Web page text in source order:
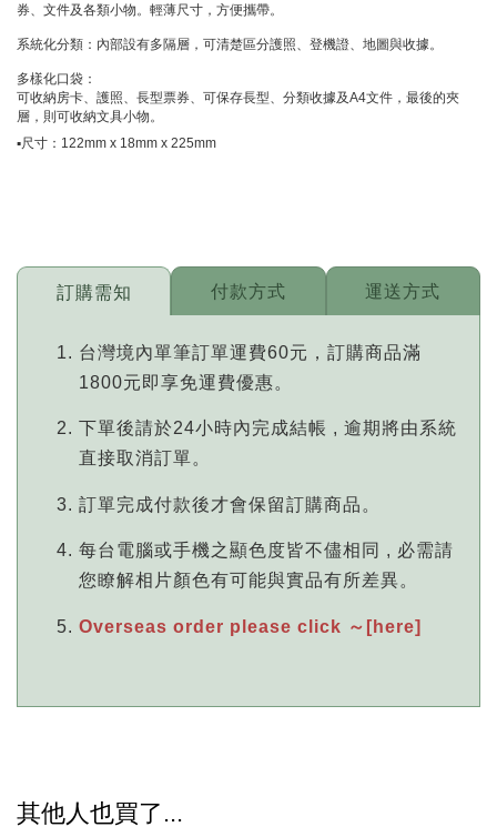
券、文件及各類小物。輕薄尺寸，方便攜帶。
系統化分類：內部設有多隔層，可清楚區分護照、登機證、地圖與收據。
多樣化口袋：
可收納房卡、護照、長型票券、可保存長型、 分類收據及A4文件，最後的夾
層，則可收納文具小物。
▪️ 尺寸：122mm x 18mm x 225mm
訂購需知
台灣境內單筆訂單運費60元，訂購商品滿
1800元即享免運費優惠。
下單後請於24小時內完成結帳 , 逾期將由系統
直接取消訂單。
訂單完成付款後才會保留訂購商品。
每台電腦或手機之顯色度皆不儘相同 , 必需請
您瞭解相片顏色有可能與實品有所差異。
Overseas order please click ～[here]
付款方式 運送方式
其他人也買了...